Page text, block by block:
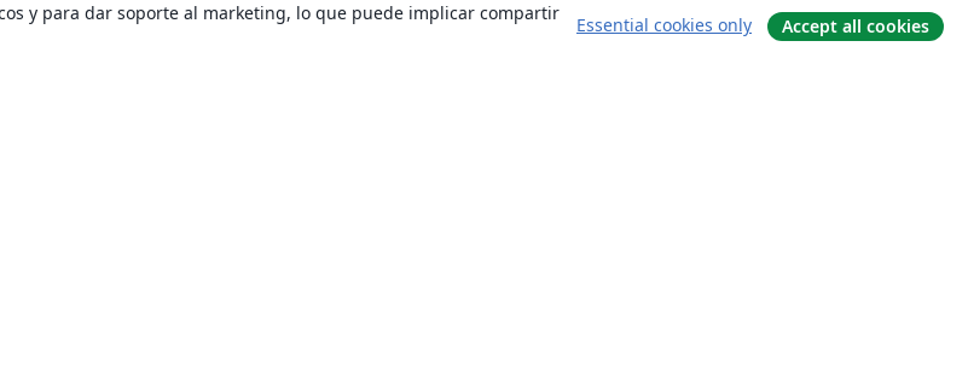
y para dar soporte al marketing, lo que puede implicar compartir
Essential cookies only Accept all cookies